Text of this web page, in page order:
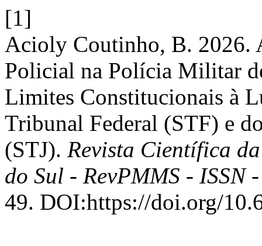
[1]
Acioly Coutinho, B. 2026.
Policial na Polícia Militar
Limites Constitucionais à
Tribunal Federal (STF) e
(STJ). Revista Científica
do Sul - RevPMMS - ISSN
49. DOI:https://doi.org/